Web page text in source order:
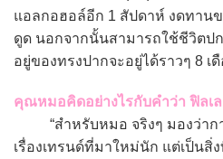
แอลกอฮอล์อีก 1 สัปดาห์ งดทาน
ดูด นอกจากนั้นสามารถใช้ชีวิตปก
อยู่ของทรงปากจะอยู่ได้ราวๆ 8 เดื
คุณหมอคิดอย่างไรกับคำว่า ฟิลเ
“สำหรับหมอ จริงๆ มองว่ากา
เรื่องเทรนด์ที่มาใหม่นัก แต่เป็น